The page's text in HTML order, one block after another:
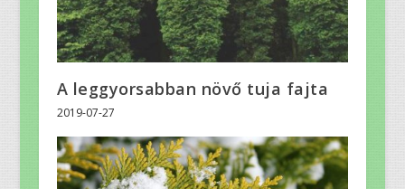
A leggyorsabban növő tuja fajta
2019-07-27